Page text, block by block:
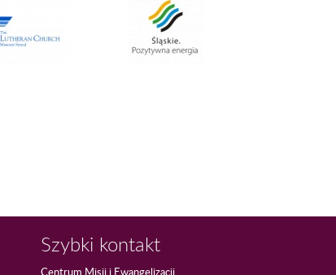
Szybki kontakt
Centrum Misji i Ewangelizacji